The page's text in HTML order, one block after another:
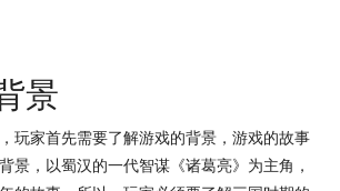
景
玩家首先需要了解游戏的背景，游戏的故事
景，以蜀汉的一代智谋《诸葛亮》为主角，